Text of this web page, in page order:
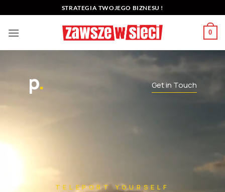
do
zawartości
STRATEGIA TWOJEGO BIZNESU !
0
p. Get in Touch
TELEPORT YOURSELF